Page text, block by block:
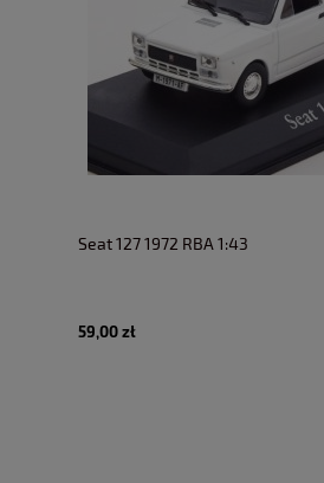
Seat 127 1972 RBA 1:43
59,00 zł